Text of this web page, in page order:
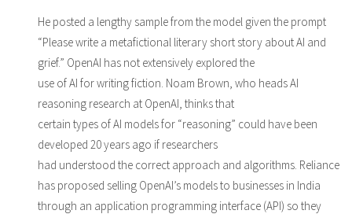
He posted a lengthy sample from the model given the prompt
“Please write a metafictional literary short story about AI and
grief.” OpenAI has not extensively explored the
use of AI for writing fiction. Noam Brown, who heads AI
reasoning research at OpenAI, thinks that
certain types of AI models for “reasoning” could have been
developed 20 years ago if researchers
had understood the correct approach and algorithms. Reliance
has proposed selling OpenAI’s models to businesses in India
through an application programming interface (API) so they